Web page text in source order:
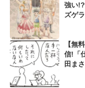
強い
ズゲ
【無
信!「
田ま